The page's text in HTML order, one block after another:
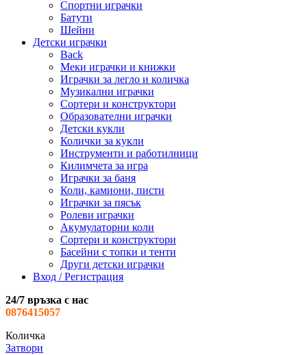
Спортни играчки
Батути
Шейни
Детски играчки
Back
Меки играчки и книжки
Играчки за легло и количка
Музикални играчки
Сортери и конструктори
Образователни играчки
Детски кукли
Колички за кукли
Инструменти и работилници
Килимчета за игра
Играчки за баня
Коли, камиони, писти
Играчки за пясък
Ролеви играчки
Акумулаторни коли
Сортери и конструктори
Басейни с топки и тенти
Други детски играчки
Вход / Регистрация
24/7 връзка с нас
0876415057
Количка
Затвори